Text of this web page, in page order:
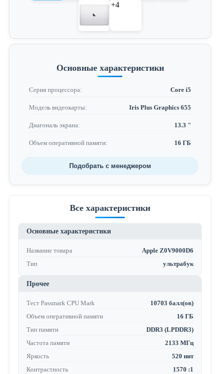
+4
Основные характеристики
Серия процессора: Core i5
Модель видеокарты: Iris Plus Graphics 655
Диагональ экрана: 13.3 "
Объем оперативной памяти: 16 ГБ
Подобрать с менеджером
Все характеристики
Основные характеристики
Название товара
Apple Z0V9000D6
Тип
ультрабук
Прочее
Тест Passmark CPU Mark
10703 балл(ов)
Объем оперативной памяти
16 ГБ
Тип памяти
DDR3 (LPDDR3)
Частота памяти
2133 МГц
Яркость
520 нит
Контрастность
1570 :1